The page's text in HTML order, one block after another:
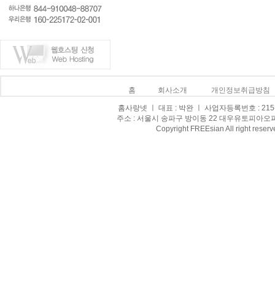
홈 회사소개 개인정보취급방침
홈사랑넷 ㅣ 대표 : 박완 ㅣ 사업자등록번호 :
주소 : 서울시 송파구 방이동 22 대우유토피아
Copyright FREEsian All right